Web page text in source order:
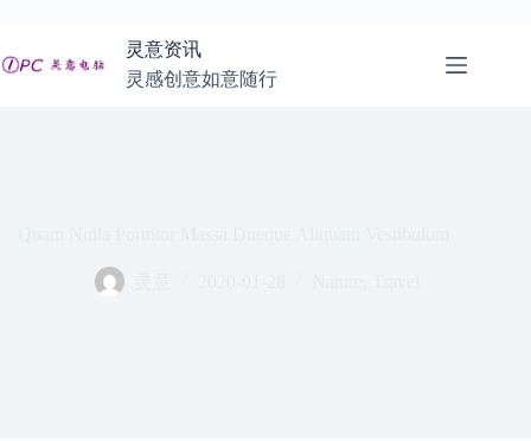
内
灵意资讯
灵感创意如意随行